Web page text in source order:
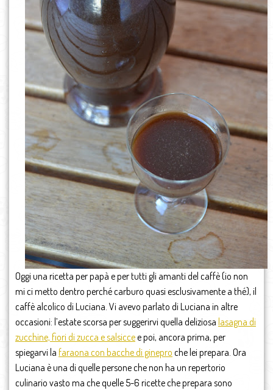
Oggi una ricetta per papà e per tutti gli amanti del caffè (io non
mi ci metto dentro perché carburo quasi esclusivamente a thé), il
caffè alcolico di Luciana. Vi avevo parlato di Luciana in altre
occasioni: l’estate scorsa per suggerirvi quella deliziosa lasagna di
zucchine, fiori di zucca e salsiccee poi, ancora prima, per
spiegarvi la faraona con bacche di ginepro che lei prepara. Ora
Luciana è una di quelle persone che non ha un repertorio
culinario vasto ma che quelle 5-6 ricette che prepara sono